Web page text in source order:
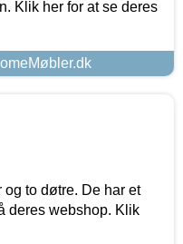
Klik her for at se deres
to døtre. De har et
deres webshop. Klik